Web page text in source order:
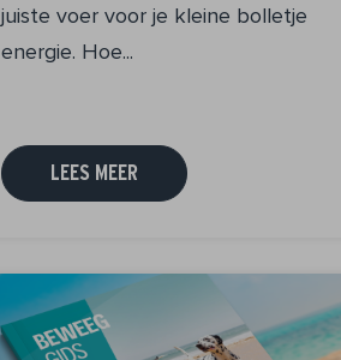
juiste voer voor je kleine bolletje
energie. Hoe...
LEES MEER